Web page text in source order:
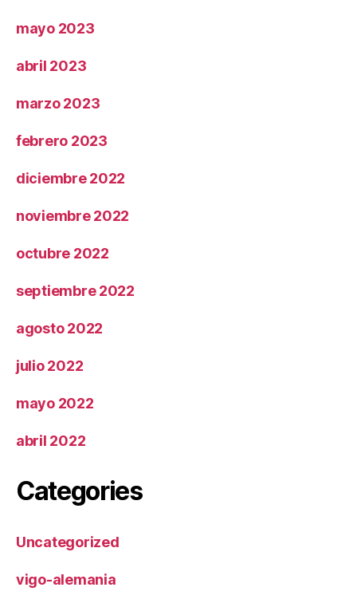
mayo 2023
abril 2023
marzo 2023
febrero 2023
diciembre 2022
noviembre 2022
octubre 2022
septiembre 2022
agosto 2022
julio 2022
mayo 2022
abril 2022
Categories
Uncategorized
vigo-alemania